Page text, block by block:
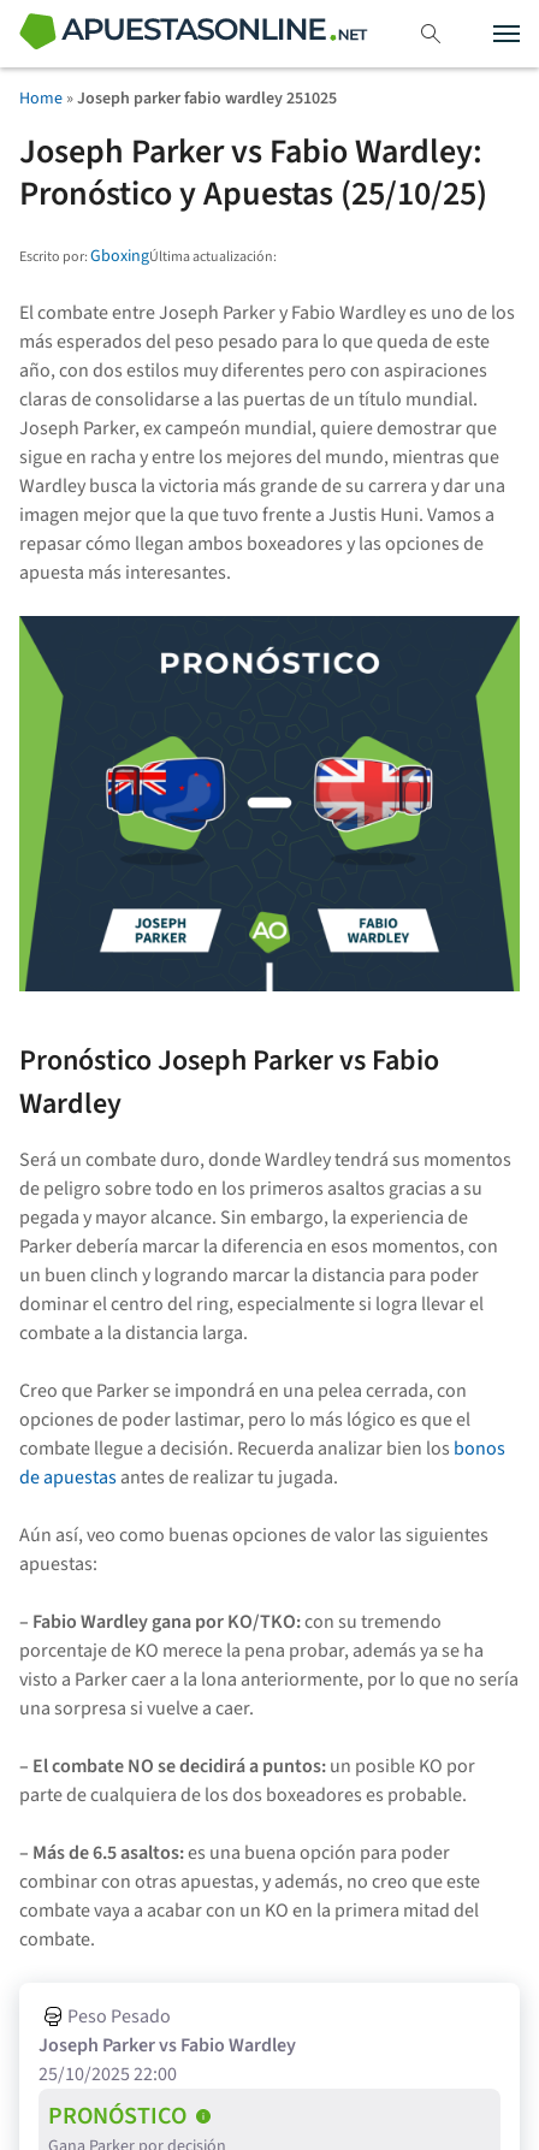
Home »Joseph parker fabio wardley 251025
Joseph Parker vs Fabio Wardley:
Pronóstico y Apuestas (25/10/25)
Escrito por:GboxingÚltima actualización:
El combate entre Joseph Parker y Fabio Wardley es uno de los
más esperados del peso pesado para lo que queda de este
año, con dos estilos muy diferentes pero con aspiraciones
claras de consolidarse a las puertas de un título mundial.
Joseph Parker, ex campeón mundial, quiere demostrar que
sigue en racha y entre los mejores del mundo, mientras que
Wardley busca la victoria más grande de su carrera y dar una
imagen mejor que la que tuvo frente a Justis Huni. Vamos a
repasar cómo llegan ambos boxeadores y las opciones de
apuesta más interesantes.
Pronóstico Joseph Parker vs Fabio
Wardley
Será un combate duro, donde Wardley tendrá sus momentos
de peligro sobre todo en los primeros asaltos gracias a su
pegada y mayor alcance. Sin embargo, la experiencia de
Parker debería marcar la diferencia en esos momentos, con
un buen clinch y logrando marcar la distancia para poder
dominar el centro del ring, especialmente si logra llevar el
combate a la distancia larga.
Creo que Parker se impondrá en una pelea cerrada, con
opciones de poder lastimar, pero lo más lógico es que el
combate llegue a decisión. Recuerda analizar bien los bonos
de apuestasantes de realizar tu jugada.
Aún así, veo como buenas opciones de valor las siguientes
apuestas:
– Fabio Wardley gana por KO/TKO:con su tremendo
porcentaje de KO merece la pena probar, además ya se ha
visto a Parker caer a la lona anteriormente, por lo que no sería
una sorpresa si vuelve a caer.
– El combate NO se decidirá a puntos:un posible KO por
parte de cualquiera de los dos boxeadores es probable.
– Más de 6.5 asaltos:es una buena opción para poder
combinar con otras apuestas, y además, no creo que este
combate vaya a acabar con un KO en la primera mitad del
combate.
Peso Pesado
Joseph Parker vs Fabio Wardley
25/10/2025 22:00
PRONÓSTICO